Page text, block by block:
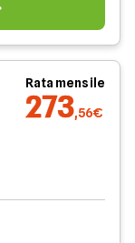
Rata mensile
273,56€